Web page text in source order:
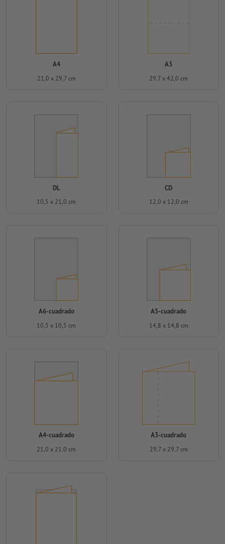
A4
21,0 x 29,7 cm
A3
29,7 x 42,0 cm
DL
10,5 x 21,0 cm
CD
12,0 x 12,0 cm
A6-cuadrado
10,5 x 10,5 cm
A5-cuadrado
14,8 x 14,8 cm
A4-cuadrado
21,0 x 21,0 cm
A3-cuadrado
29,7 x 29,7 cm